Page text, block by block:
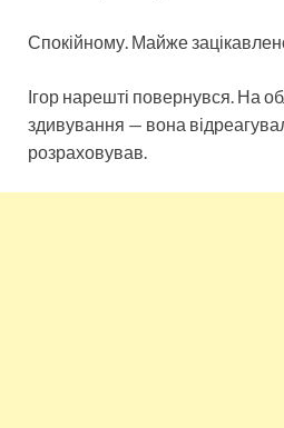
Спокійному. Майже
Ігор нарешті повернувся. На
здивування — вона
розраховував.